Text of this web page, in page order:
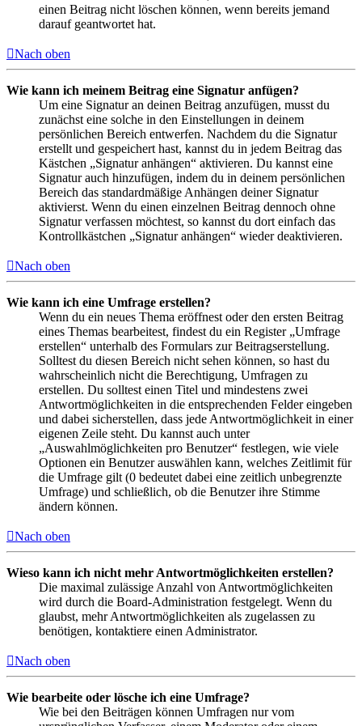
einen Beitrag nicht löschen können, wenn bereits jemand
darauf geantwortet hat.
Nach oben
Wie kann ich meinem Beitrag eine Signatur anfügen?
Um eine Signatur an deinen Beitrag anzufügen, musst du
zunächst eine solche in den Einstellungen in deinem
persönlichen Bereich entwerfen. Nachdem du die Signatur
erstellt und gespeichert hast, kannst du in jedem Beitrag das
Kästchen „Signatur anhängen“ aktivieren. Du kannst eine
Signatur auch hinzufügen, indem du in deinem persönlichen
Bereich das standardmäßige Anhängen deiner Signatur
aktivierst. Wenn du einen einzelnen Beitrag dennoch ohne
Signatur verfassen möchtest, so kannst du dort einfach das
Kontrollkästchen „Signatur anhängen“ wieder deaktivieren.
Nach oben
Wie kann ich eine Umfrage erstellen?
Wenn du ein neues Thema eröffnest oder den ersten Beitrag
eines Themas bearbeitest, findest du ein Register „Umfrage
erstellen“ unterhalb des Formulars zur Beitragserstellung.
Solltest du diesen Bereich nicht sehen können, so hast du
wahrscheinlich nicht die Berechtigung, Umfragen zu
erstellen. Du solltest einen Titel und mindestens zwei
Antwortmöglichkeiten in die entsprechenden Felder eingeben
und dabei sicherstellen, dass jede Antwortmöglichkeit in einer
eigenen Zeile steht. Du kannst auch unter
„Auswahlmöglichkeiten pro Benutzer“ festlegen, wie viele
Optionen ein Benutzer auswählen kann, welches Zeitlimit für
die Umfrage gilt (0 bedeutet dabei eine zeitlich unbegrenzte
Umfrage) und schließlich, ob die Benutzer ihre Stimme
ändern können.
Nach oben
Wieso kann ich nicht mehr Antwortmöglichkeiten erstellen?
Die maximal zulässige Anzahl von Antwortmöglichkeiten
wird durch die Board-Administration festgelegt. Wenn du
glaubst, mehr Antwortmöglichkeiten als zugelassen zu
benötigen, kontaktiere einen Administrator.
Nach oben
Wie bearbeite oder lösche ich eine Umfrage?
Wie bei den Beiträgen können Umfragen nur vom